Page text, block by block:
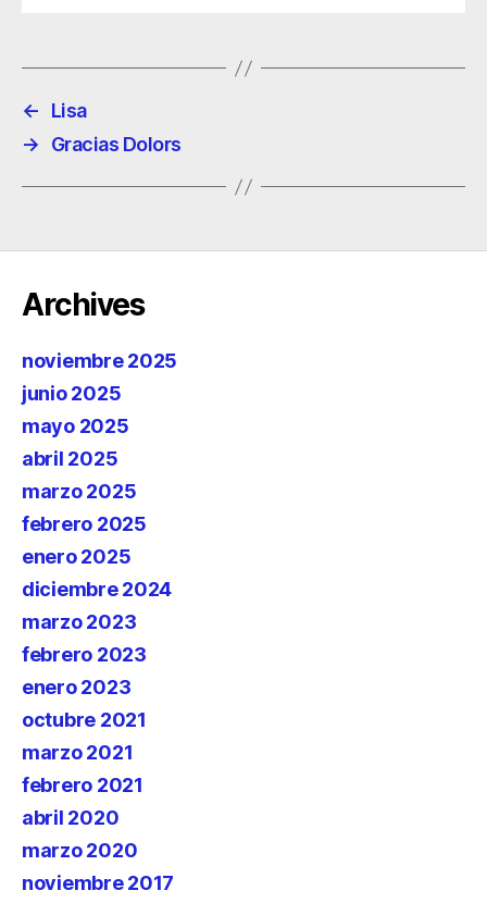
←
Lisa
→
Gracias Dolors
Archives
noviembre 2025
junio 2025
mayo 2025
abril 2025
marzo 2025
febrero 2025
enero 2025
diciembre 2024
marzo 2023
febrero 2023
enero 2023
octubre 2021
marzo 2021
febrero 2021
abril 2020
marzo 2020
noviembre 2017